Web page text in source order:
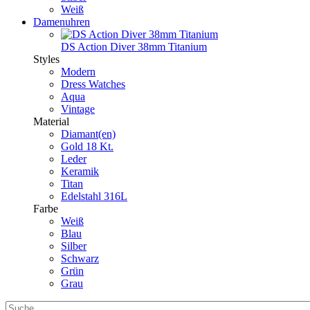
Weiß
Damenuhren
DS Action Diver 38mm Titanium
Styles
Modern
Dress Watches
Aqua
Vintage
Material
Diamant(en)
Gold 18 Kt.
Leder
Keramik
Titan
Edelstahl 316L
Farbe
Weiß
Blau
Silber
Schwarz
Grün
Grau